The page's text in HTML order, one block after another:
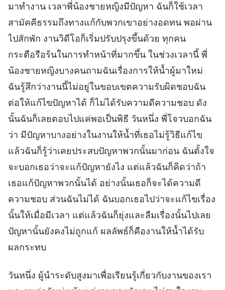
มาทำงาน เวลาพี่น้องชายหญิงมีปัญหา ฉันก็ใช้เวลา
สามัคคีธรรมถึงทางแก้กับพวกเขาอย่างอดทน พอผ่าน
ไปสักพัก งานวิดีโอก็เริ่มปรับปรุงขึ้นด้วย ทุกคน
กระตือรือร้นในการทำหน้าที่มากขึ้น ในช่วงเวลานี้ พี่
น้องชายหญิงบางคนถามฉันเรื่องการให้น้ำผู้มาใหม่
ฉันรู้สึกว่างานนี้ไม่อยู่ในขอบเขตความรับผิดชอบฉัน
ต่อให้แก้ไขปัญหาได้ ก็ไม่ได้รับความดีความชอบ ดัง
นั้นฉันก็เลยตอบไปแค่พอเป็นพิธี วันหนึ่ง พี่โจวบอกฉัน
ว่า มีปัญหาบางอย่างในงานให้น้ำที่เธอไม่รู้วิธีแก้ไข
แล้วฉันก็รู้ว่าเคยประสบปัญหาพวกนั้นมาก่อน ฉันตั้งใจ
จะบอกเธอว่าจะแก้ปัญหายังไง แต่แล้วฉันก็คิดว่าถ้า
เธอแก้ปัญหาพวกนั้นได้ อย่างนั้นเธอก็จะได้ความดี
ความชอบ ส่วนฉันไม่ได้ ฉันบอกเธอไปว่าจะแก้ไขเรื่อง
นั้นให้เมื่อมีเวลา แต่แล้วฉันก็ยุ่งและลืมเรื่องนั้นไปเลย
ปัญหานั้นยังคงไม่ถูกแก้ ผลลัพธ์ก็คืองานให้น้ำได้รับ
ผลกระทบ
วันหนึ่ง ผู้นำระดับสูงมาเพื่อเรียนรู้เกี่ยวกับงานของเรา